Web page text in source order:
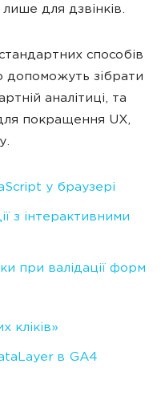
для дзвінків.
способів
допоможуть зібрати
аналітиці, та
покращення UX,
у браузері
з інтерактивними
при валідації форм
кліків»
в GA4